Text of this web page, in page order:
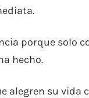
porque solo
hecho.
alegren su vida